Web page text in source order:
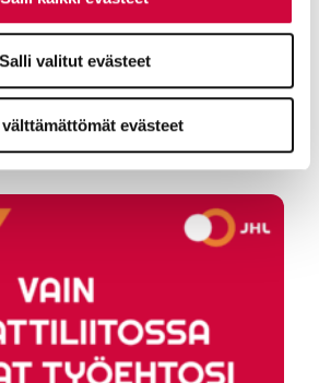
Salli valitut evästeet
välttämättömät evästeet
työelämään, et vain työttömyyteen